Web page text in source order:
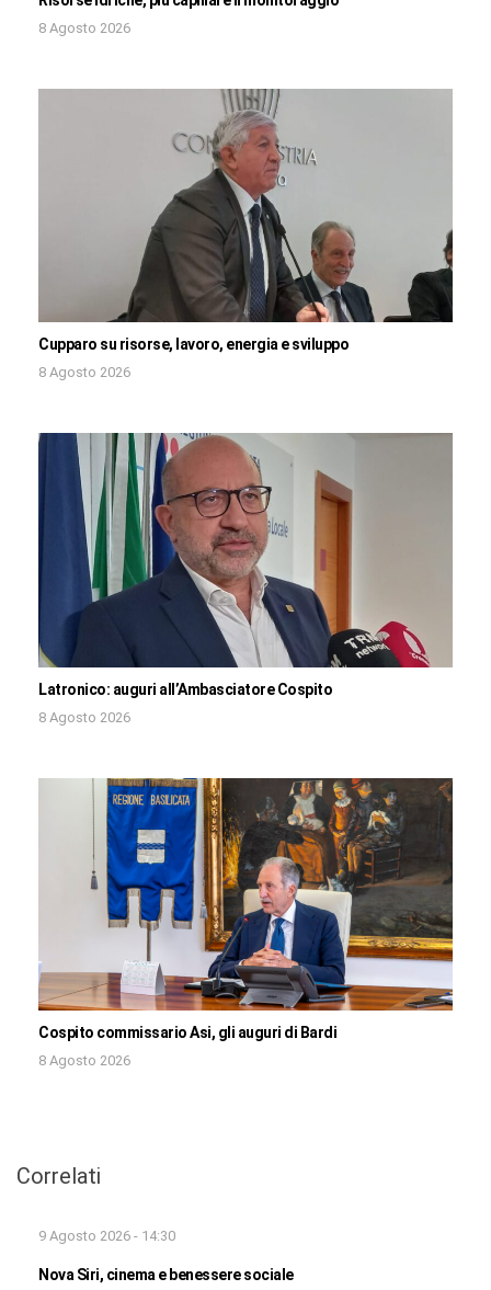
8 Agosto 2026
Cupparo su risorse, lavoro, energia e sviluppo
8 Agosto 2026
Latronico: auguri all’Ambasciatore Cospito
8 Agosto 2026
Cospito commissario Asi, gli auguri di Bardi
8 Agosto 2026
Correlati
9 Agosto 2026 - 14:30
Nova Siri, cinema e benessere sociale